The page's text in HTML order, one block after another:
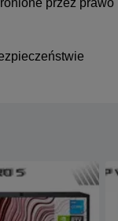
przez prawo